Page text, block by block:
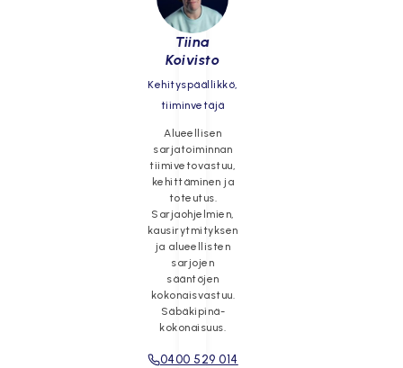
Tiina
Koivisto
Kehityspäällikkö,
tiiminvetäjä
Alueellisen
sarjatoiminnan
tiimivetovastuu,
kehittäminen ja
toteutus.
Sarjaohjelmien,
kausirytmityksen
ja alueellisten
sarjojen
sääntöjen
kokonaisvastuu.
Säbäkipinä-
kokonaisuus.
0400 529 014